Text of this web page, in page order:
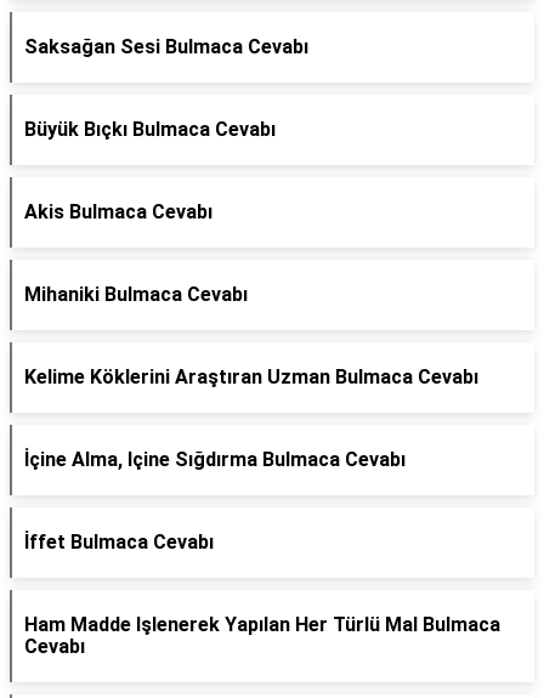
Saksağan Sesi Bulmaca Cevabı
Büyük Bıçkı Bulmaca Cevabı
Akis Bulmaca Cevabı
Mihaniki Bulmaca Cevabı
Kelime Köklerini Araştıran Uzman Bulmaca Cevabı
İçine Alma, Içine Sığdırma Bulmaca Cevabı
İffet Bulmaca Cevabı
Ham Madde Işlenerek Yapılan Her Türlü Mal Bulmaca
Cevabı